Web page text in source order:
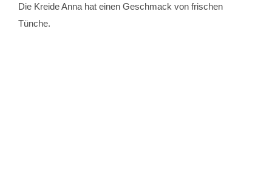
Die Kreide Anna hat einen Geschmack von frischen
Tünche.